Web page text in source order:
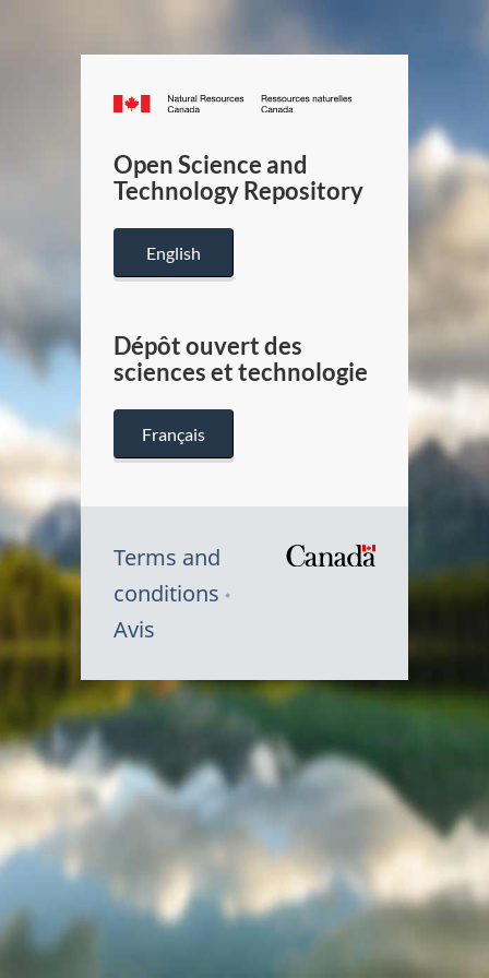
Canada.ca
/
Canada
Open Science and
Technology Repository
English
Dépôt ouvert des
sciences et technologie
Français
Terms and
conditions
Avis
Symbole
du